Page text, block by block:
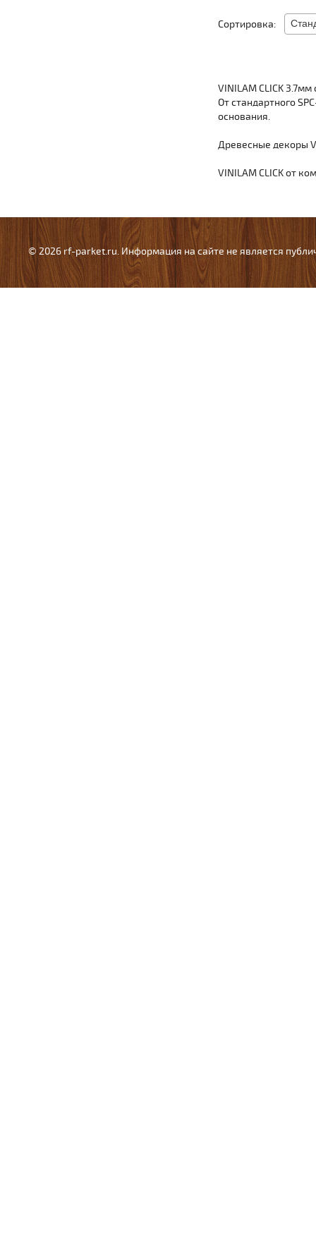
Сортировка:
VINILAM CLICK
От стандартного
основания.
Древесные декоры
VINILAM CLICK от
© 2026 rf-parket.ru. Информация на сайте не является